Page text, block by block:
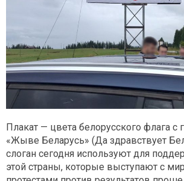
Плакат — цвета белорусского флага с
«Жыве Беларусь» (Да здравствует
слоган сегодня используют для
этой страны, которые выступают с